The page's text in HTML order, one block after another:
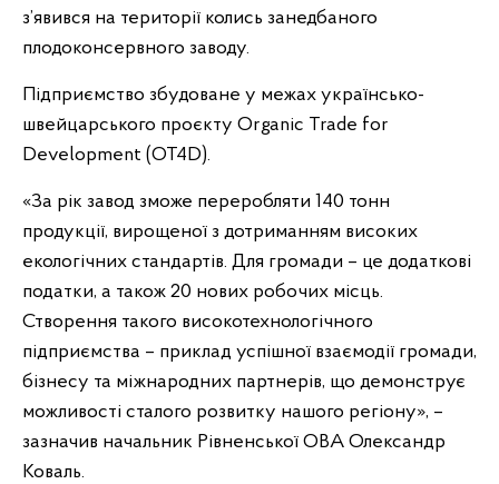
з’явився на території колись занедбаного
плодоконсервного заводу.
Підприємство збудоване у межах українсько-
швейцарського проєкту Organic Trade for
Development (OT4D).
«За рік завод зможе переробляти 140 тонн
продукції, вирощеної з дотриманням високих
екологічних стандартів. Для громади – це додаткові
податки, а також 20 нових робочих місць.
Створення такого високотехнологічного
підприємства – приклад успішної взаємодії громади,
бізнесу та міжнародних партнерів, що демонструє
можливості сталого розвитку нашого регіону», –
зазначив начальник Рівненської ОВА Олександр
Коваль.